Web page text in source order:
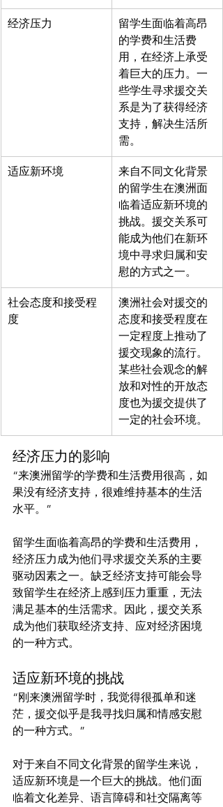
经济压力
留学生面临着高昂
的学费和生活费
用，在经济上承受
着巨大的压力。一
些学生寻求援交关
系是为了获得经济
支持，解决生活所
需。
适应新环境
来自不同文化背景
的留学生在澳洲面
临着适应新环境的
挑战。援交关系可
能成为他们在新环
境中寻求归属和安
慰的方式之一。
社会态度和接受程
度
澳洲社会对援交的
态度和接受程度在
一定程度上推动了
援交现象的流行。
某些社会观念的解
放和对性的开放态
度也为援交提供了
一定的社会环境。
经济压力的影响
“来澳洲留学的学费和生活费用很高，如
果没有经济支持，很难维持基本的生活
水平。”
留学生面临着高昂的学费和生活费用，
经济压力成为他们寻求援交关系的主要
驱动因素之一。缺乏经济支持可能会导
致留学生在经济上感到压力重重，无法
满足基本的生活需求。因此，援交关系
成为他们获取经济支持、应对经济困境
适应新环境的挑战
“刚来澳洲留学时，我觉得很孤单和迷
茫，援交似乎是我寻找归属和情感安慰
的一种方式。”
对于来自不同文化背景的留学生来说，
适应新环境是一个巨大的挑战。他们面
临着文化差异、语言障碍和社交隔离等